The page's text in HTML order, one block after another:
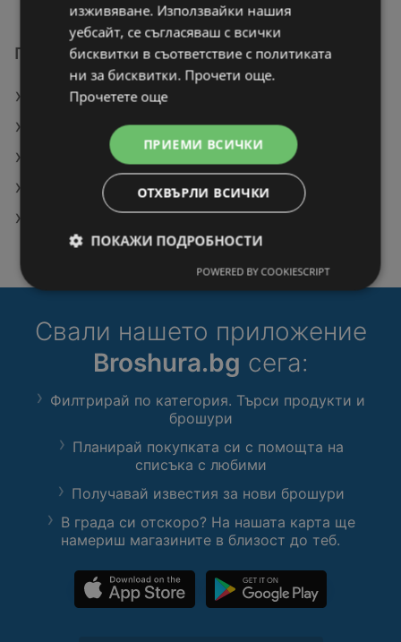
Подобни търговци
Оферти на ЛИДЛ
Оферти на Kaufland хипермаркет
Оферти на Life Супермаркети
Оферти на CBA Болеро
Свали нашето приложение
Broshura.bg сега:
Филтрирай по категория. Търси продукти и
брошури
Планирай покупката си с помощта на
списъка с любими
Получавай известия за нови брошури
В града си отскоро? На нашата карта ще
намериш магазините в близост до теб.
изживяване. Използвайки нашия
уебсайт, се съгласяваш с всички
бисквитки в съответствие с политиката
ни за бисквитки. Прочети още.
Прочетете още
ПРИЕМИ ВСИЧКИ
ОТХВЪРЛИ ВСИЧКИ
ПОКАЖИ ПОДРОБНОСТИ
POWERED BY COOKIESCRIPT